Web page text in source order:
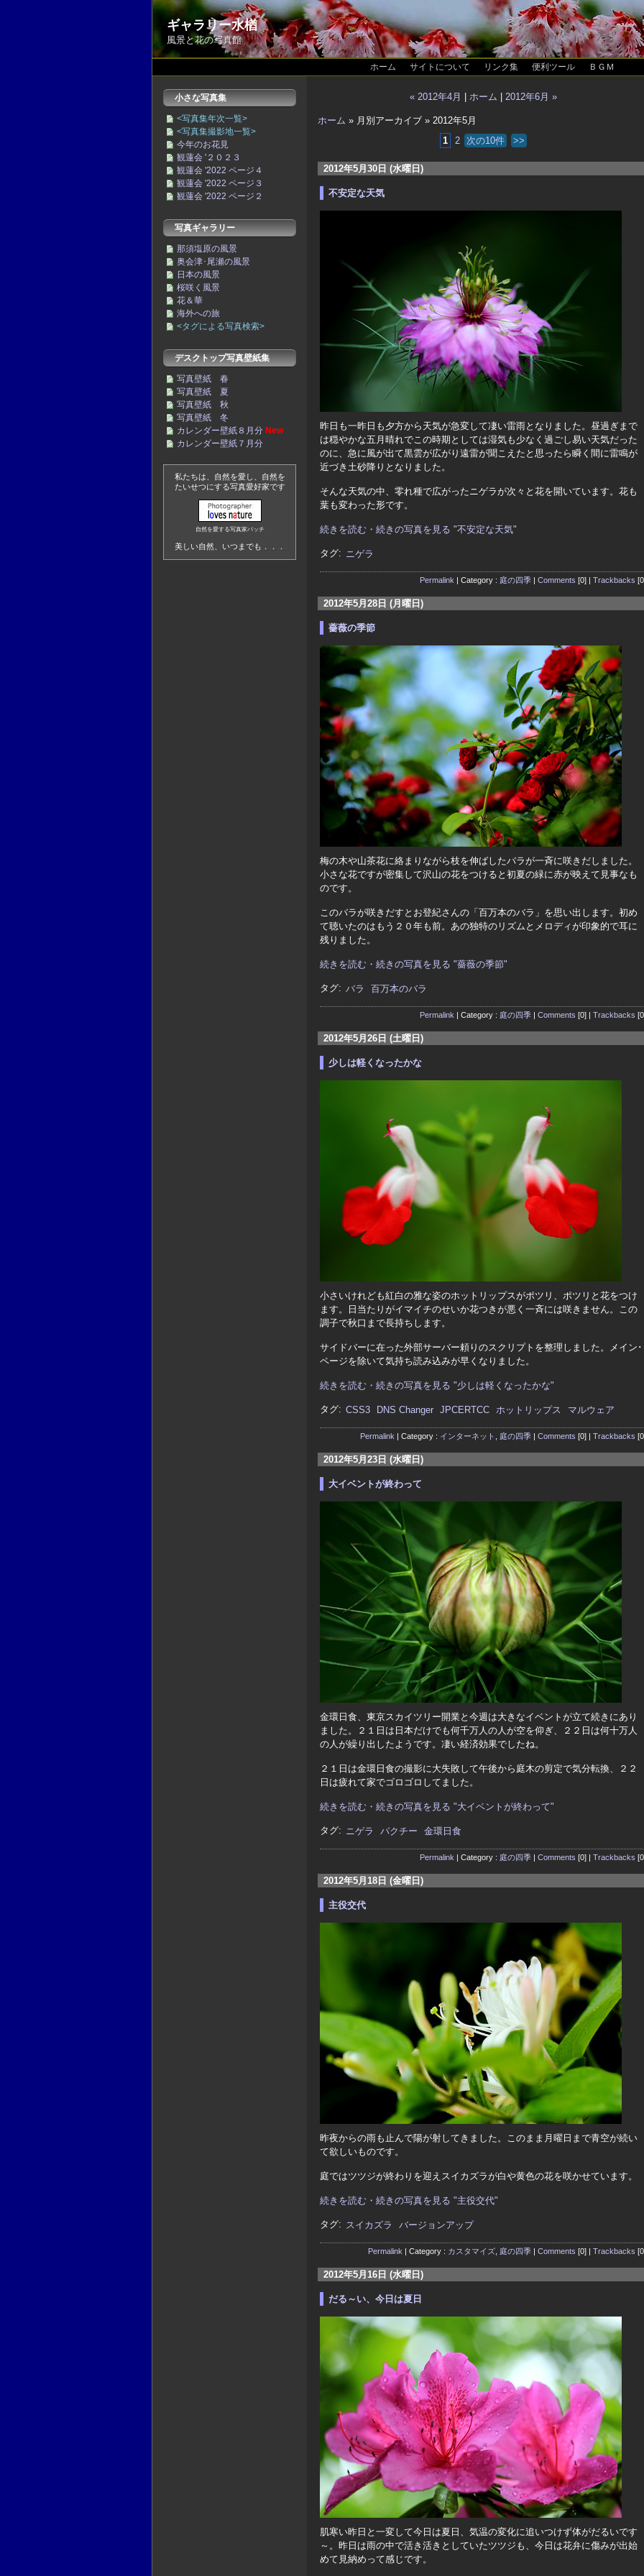
ギャラリー水楢
風景と花の写真館
ホーム サイトについて リンク集 便利ツール ＢＧＭ
« 2012年4月 ホーム 2012年6月 »
ホーム
» 月別アーカイブ » 2012年5月
1
2 次の10件 >>
2012年5月30日 (水曜日)
不安定な天気
昨日も一昨日も夕方から天気が急変して凄い雷雨となりました。昼過ぎまで
は穏やかな五月晴れでこの時期としては湿気も少なく過ごし易い天気だった
のに、急に風が出て黒雲が広がり遠雷が聞こえたと思ったら瞬く間に雷鳴が
近づき土砂降りとなりました。
そんな天気の中、零れ種で広がったニゲラが次々と花を開いています。花も
葉も変わった形です。
続きを読む・続きの写真を見る "不安定な天気"
タグ: ニゲラ
Permalink | Category : 庭の四季 | Comments [0] | Trackbacks
2012年5月28日 (月曜日)
薔薇の季節
梅の木や山茶花に絡まりながら枝を伸ばしたバラが一斉に咲きだしました。
小さな花ですが密集して沢山の花をつけると初夏の緑に赤が映えて見事なも
のです。
このバラが咲きだすとお登紀さんの「百万本のバラ」を思い出します。初め
て聴いたのはもう２０年も前。あの独特のリズムとメロディが印象的で耳に
残りました。
続きを読む・続きの写真を見る "薔薇の季節"
タグ: バラ 百万本のバラ
Permalink | Category : 庭の四季 | Comments [0] | Trackbacks
2012年5月26日 (土曜日)
少しは軽くなったかな
小さいけれども紅白の雅な姿のホットリップスがポツリ、ポツリと花をつけ
ます。日当たりがイマイチのせいか花つきが悪く一斉には咲きません。この
調子で秋口まで長持ちします。
サイドバーに在った外部サーバー頼りのスクリプトを整理しました。メイン･
ページを除いて気持ち読み込みが早くなりました。
続きを読む・続きの写真を見る "少しは軽くなったかな"
タグ: CSS3 DNS Changer JPCERTCC ホットリップス マルウェア
Permalink | Category : インターネット 庭の四季 | Comments [0] | Trackbacks
2012年5月23日 (水曜日)
大イベントが終わって
金環日食、東京スカイツリー開業と今週は大きなイベントが立て続きにあり
ました。２１日は日本だけでも何千万人の人が空を仰ぎ、２２日は何十万人
の人が繰り出したようです。凄い経済効果でしたね。
２１日は金環日食の撮影に大失敗して午後から庭木の剪定で気分転換、２２
日は疲れて家でゴロゴロしてました。
続きを読む・続きの写真を見る "大イベントが終わって"
タグ: ニゲラ パクチー 金環日食
Permalink | Category : 庭の四季 | Comments [0] | Trackbacks
2012年5月18日 (金曜日)
主役交代
昨夜からの雨も止んで陽が射してきました。このまま月曜日まで青空が続い
て欲しいものです。
庭ではツツジが終わりを迎えスイカズラが白や黄色の花を咲かせています。
続きを読む・続きの写真を見る "主役交代"
タグ: スイカズラ バージョンアップ
Permalink | Category : カスタマイズ 庭の四季 | Comments [0] | Trackbacks
2012年5月16日 (水曜日)
だる～い、今日は夏日
肌寒い昨日と一変して今日は夏日、気温の変化に追いつけず体がだるいです
～。昨日は雨の中で活き活きとしていたツツジも、今日は花弁に傷みが出始
めて見納めって感じです。
小さな写真集
<写真集年次一覧>
<写真集撮影地一覧>
今年のお花見
観蓮会 '２０２３
観蓮会 '2022 ページ４
観蓮会 '2022 ページ３
観蓮会 '2022 ページ２
写真ギャラリー
那須塩原の風景
奥会津･尾瀬の風景
日本の風景
桜咲く風景
花＆華
海外への旅
<タグによる写真検索>
デスクトップ写真壁紙集
写真壁紙 春
写真壁紙 夏
写真壁紙 秋
写真壁紙 冬
カレンダー壁紙８月分 New
カレンダー壁紙７月分
私たちは、自然を愛し、自然を
たいせつにする写真愛好家です
自然を愛する写真家バッチ
美しい自然、いつまでも．．．